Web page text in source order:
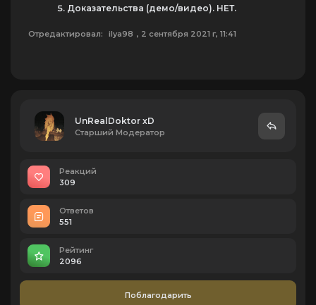
Доказательства (демо/видео). НЕТ.
Отредактировал: ilya98 , 2 сентября 2021 г, 11:41
UnRealDoktor xD
Старший Модератор
Реакций
309
Ответов
551
Рейтинг
2096
Поблагодарить